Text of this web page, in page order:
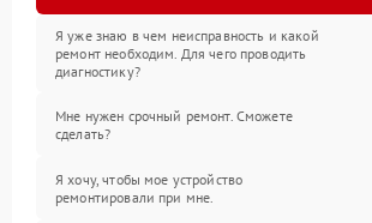
Я уже знаю в чем неисправность и какой
ремонт необходим. Для чего проводить
диагностику?
Мне нужен срочный ремонт. Сможете
сделать?
Я хочу, чтобы мое устройство
ремонтировали при мне.